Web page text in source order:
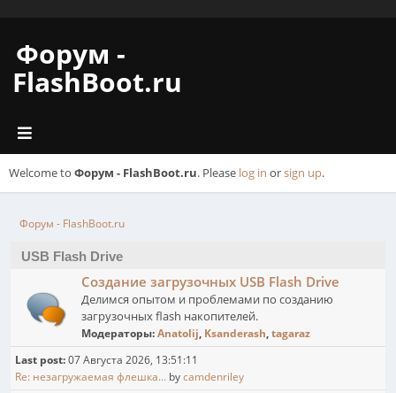
Форум -
FlashBoot.ru
Welcome to Форум - FlashBoot.ru. Please log in orsign up.
Форум - FlashBoot.ru
USB Flash Drive
Создание загрузочных USB Flash Drive
Делимся опытом и проблемами по созданию
загрузочных flash накопителей.
Модераторы:Anatolij, Ksanderash,tagaraz
Last post:07 Августа 2026, 13:51:11
Re: незагружаемая флешка... bycamdenriley